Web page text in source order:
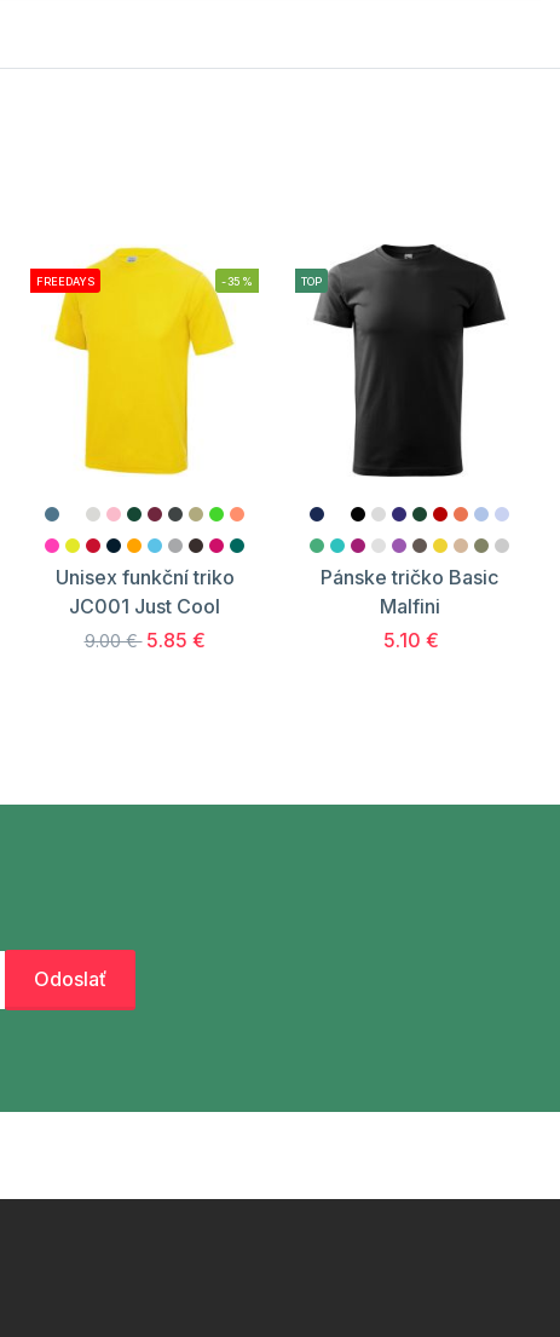
FREEDAYS -35%
Unisex funkční triko
JC001 Just Cool
9.00 € 5.85 €
TOP
Pánske tričko Basic
Malfini
5.10 €